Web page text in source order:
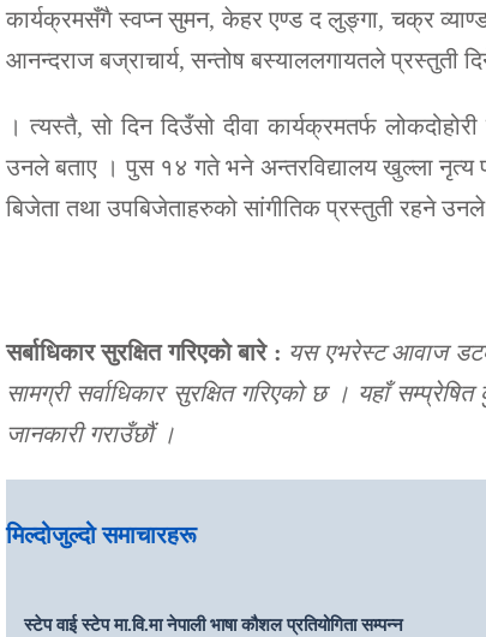
कार्यक्रमसँगै स्वप्न सुमन, केहर एण्ड द लुङ्गा, चक्र
आनन्दराज बज्राचार्य, सन्तोष बस्याललगायतले प्रस्तुती
। त्यस्तै, सो दिन दिउँसो दीवा कार्यक्रमतर्फ
उनले बताए । पुस १४ गते भने अन्तरविद्यालय खुल्ला नृत्य
बिजेता तथा उपबिजेताहरुको सांगीतिक प्रस्तुती रहने उनले
सर्बाधिकार सुरक्षित गरिएको बारे : यस एभरेस्ट आवाज
सामग्री सर्वाधिकार सुरक्षित गरिएको छ । यहाँ
जानकारी गराउँछौं ।
मिल्दोजुल्दो समाचारहरू
स्टेप वाई स्टेप मा.वि.मा नेपाली भाषा कौशल प्रतियोगिता सम्पन्न